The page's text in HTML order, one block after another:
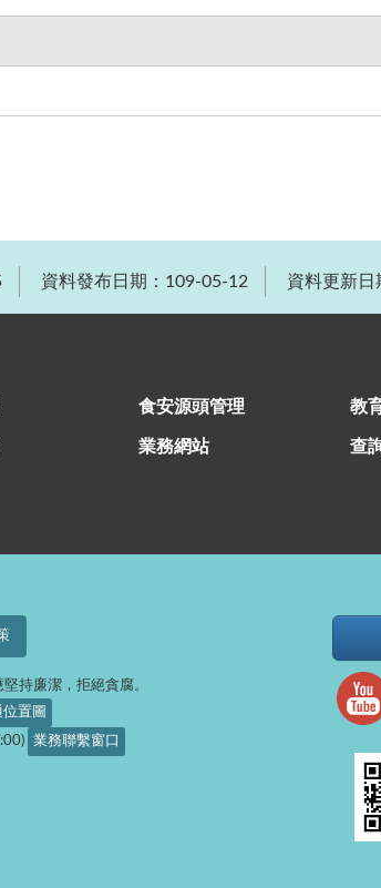
資料發布日期：109-05-12 資料更新
食安源頭管理 教
業務網站 查
持廉潔，拒絕貪腐。
置圖
業務聯繫窗口